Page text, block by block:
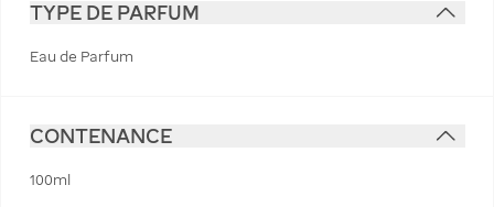
TYPE DE PARFUM
Eau de Parfum
CONTENANCE
100ml